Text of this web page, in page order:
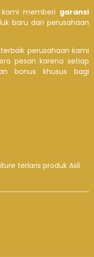
memberi garansi
baru dari perusahaan
perusahaan kami
pesan karena setiap
bonus khusus bagi
terlaris produk Asli